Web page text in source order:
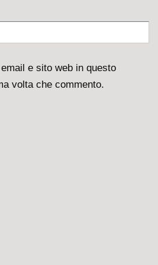
e sito web in questo
volta che commento.